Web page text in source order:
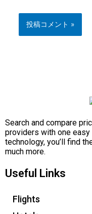
Search and compare
providers with one easy
technology, you’ll find
much more.
Useful Links
Flights